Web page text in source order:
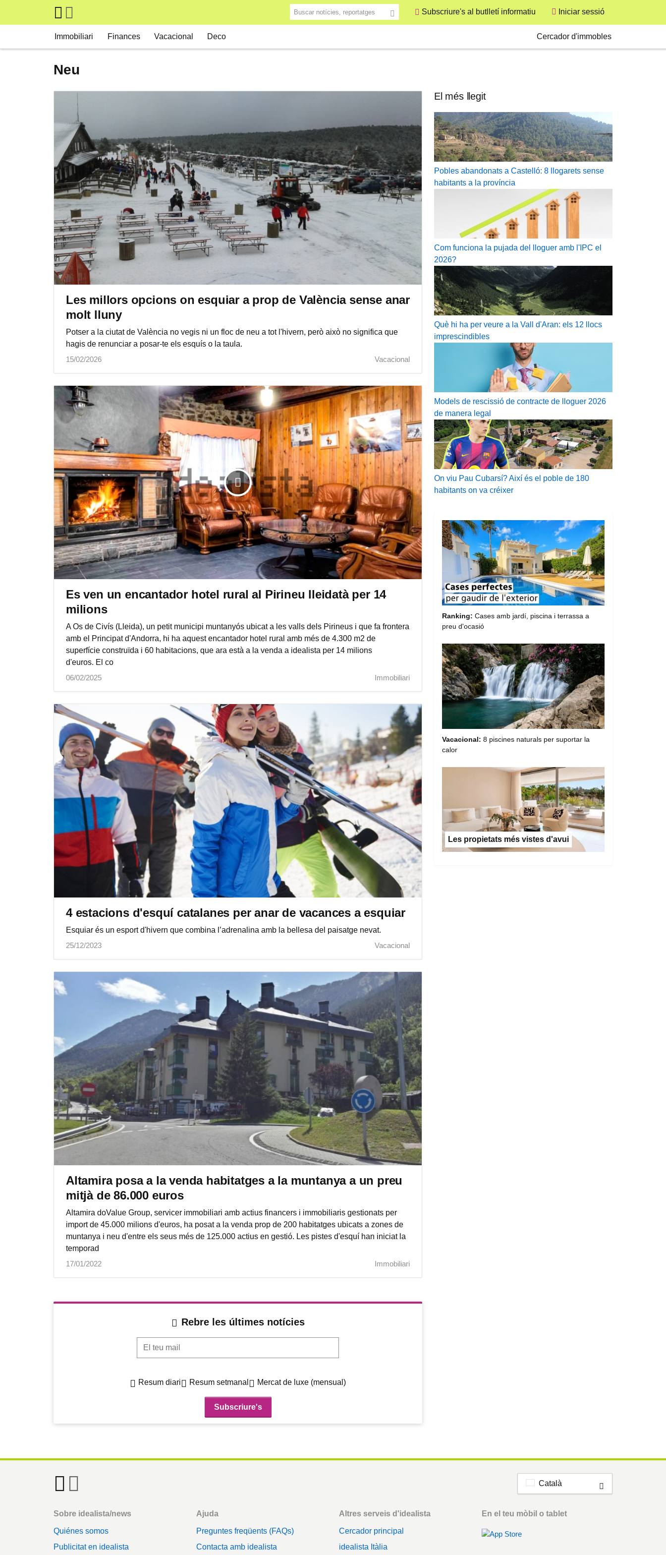
Skip to main content Buscar notícies, reportatges Subscriure's al butlletí informatiu Iniciar sessió
Immobiliari Finances Vacacional Deco Cercador d'immobles
Neu
Les millors opcions on esquiar a prop de València sense anar
molt lluny
Potser a la ciutat de València no vegis ni un floc de neu a tot l'hivern, però això no significa que
hagis de renunciar a posar-te els esquís o la taula.
15/02/2026
Vacacional
Es ven un encantador hotel rural al Pirineu lleidatà per 14
milions
A Os de Civís (Lleida), un petit municipi muntanyós ubicat a les valls dels Pirineus i que fa frontera
amb el Principat d'Andorra, hi ha aquest encantador hotel rural amb més de 4.300 m2 de
superfície construïda i 60 habitacions, que ara està a la venda a idealista per 14 milions
d'euros. El co
06/02/2025
Immobiliari
4 estacions d'esquí catalanes per anar de vacances a esquiar
Esquiar és un esport d'hivern que combina l’adrenalina amb la bellesa del paisatge nevat.
25/12/2023
Vacacional
Altamira posa a la venda habitatges a la muntanya a un preu
mitjà de 86.000 euros
Altamira doValue Group, servicer immobiliari amb actius financers i immobiliaris gestionats per
import de 45.000 milions d'euros, ha posat a la venda prop de 200 habitatges ubicats a zones de
muntanya i neu d'entre els seus més de 125.000 actius en gestió. Les pistes d'esquí han iniciat la
temporad
17/01/2022
Immobiliari
Rebre les últimes notícies
El teu mail
Resum diari Resum setmanal Mercat de luxe (mensual)
El més llegit
Pobles abandonats a Castelló: 8 llogarets sense
habitants a la província
Com funciona la pujada del lloguer amb l'IPC el
2026?
Què hi ha per veure a la Vall d'Aran: els 12 llocs
imprescindibles
Models de rescissió de contracte de lloguer 2026
de manera legal
On viu Pau Cubarsí? Així és el poble de 180
habitants on va créixer
Ranking: Cases amb jardí, piscina i terrassa a
preu d'ocasió
Vacacional: 8 piscines naturals per suportar la
calor
Les propietats més vistes d'avui
Català
Footer
Sobre idealista/news
Quiénes somos
Publicitat en idealista
Ajuda
Preguntes freqüents (FAQs)
Contacta amb idealista
Altres serveis d'idealista
Cercador principal
idealista Itàlia
En el teu mòbil o tablet